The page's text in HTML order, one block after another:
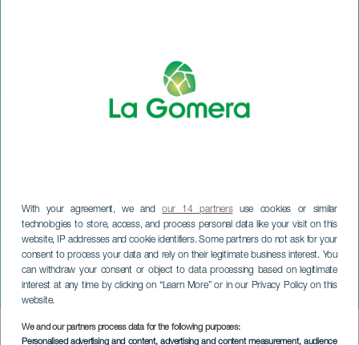
With your agreement, we andour 14 partnersuse cookies or similar
technologies to store, access, and process personal data like your visit on this
website, IP addresses and cookie identifiers. Some partners do not ask for your
consent to process your data and rely on their legitimate business interest. You
can withdraw your consent or object to data processing based on legitimate
interest at any time by clicking on “Learn More” or in our Privacy Policy on this
website.
We and our partners process data for the following purposes:
Personalised advertising and content, advertising and content measurement, audience
Kolmen kuninkaan paraati
LA GOMERA
Imagen